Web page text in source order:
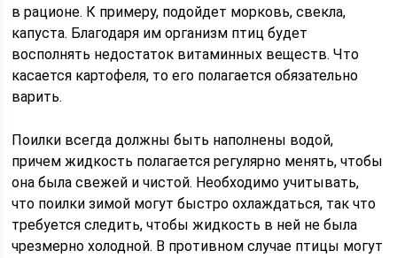
в рационе. К примеру, подойдет морковь, свекла,
капуста. Благодаря им организм птиц будет
восполнять недостаток витаминных веществ. Что
касается картофеля, то его полагается обязательно
варить.
Поилки всегда должны быть наполнены водой,
причем жидкость полагается регулярно менять, чтобы
она была свежей и чистой. Необходимо учитывать,
что поилки зимой могут быстро охлаждаться, так что
требуется следить, чтобы жидкость в ней не была
чрезмерно холодной. В противном случае птицы могут